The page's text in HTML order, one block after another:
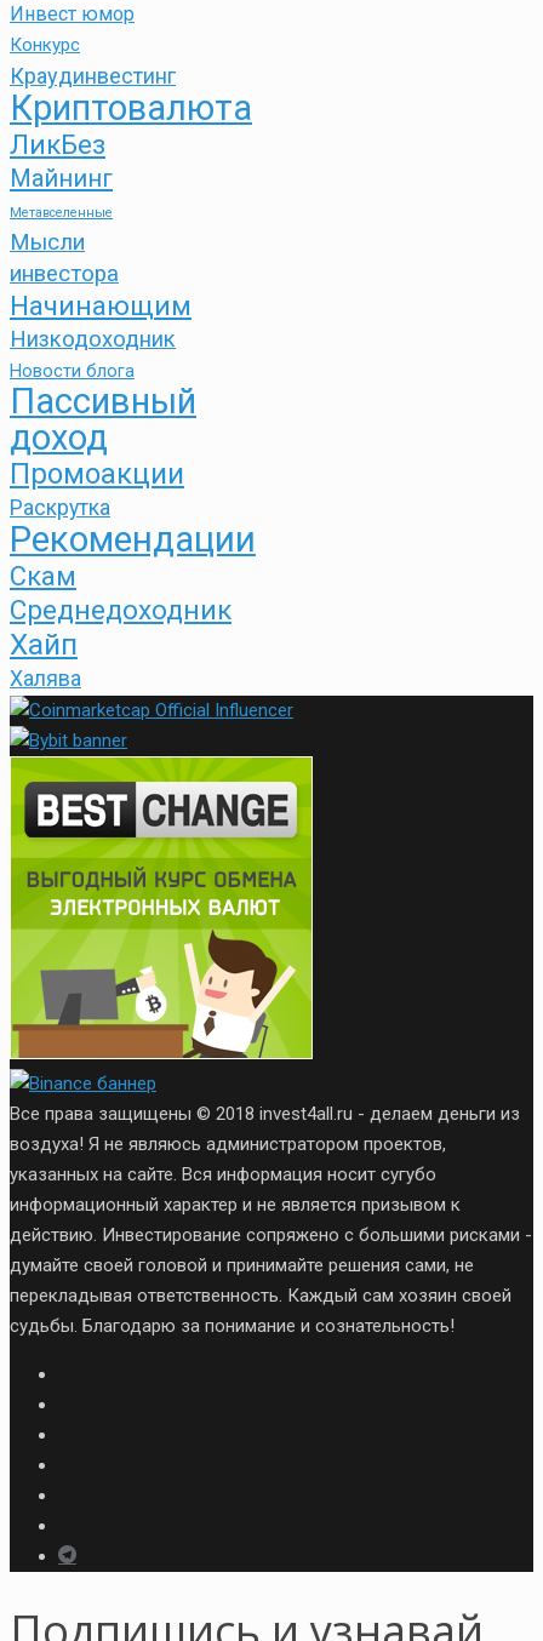
Инвест юмор
Конкурс
Краудинвестинг
Криптовалюта
ЛикБез
Майнинг
Метавселенные
Мысли
инвестора
Начинающим
Низкодоходник
Новости блога
Пассивный
доход
Промоакции
Раскрутка
Рекомендации
Скам
Среднедоходник
Хайп
Халява
Все права защищены © 2018 invest4all.ru - делаем деньги из
воздуха! Я не являюсь администратором проектов,
указанных на сайте. Вся информация носит сугубо
информационный характер и не является призывом к
действию. Инвестирование сопряжено с большими рисками -
думайте своей головой и принимайте решения сами, не
перекладывая ответственность. Каждый сам хозяин своей
судьбы. Благодарю за понимание и сознательность!